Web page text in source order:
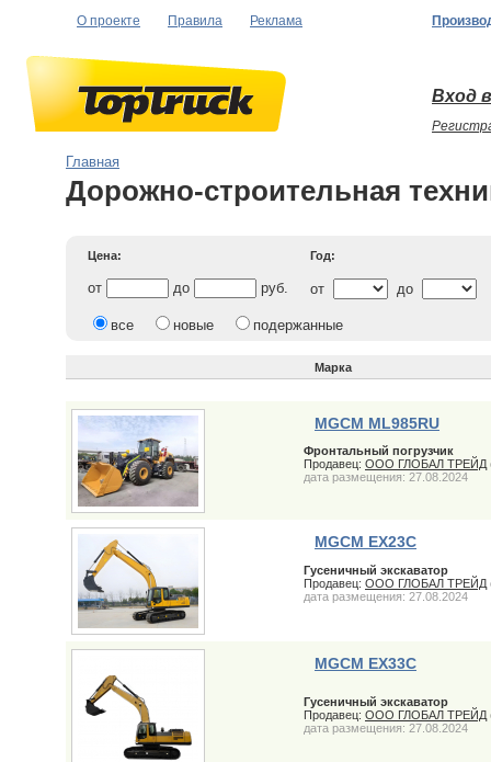
О проекте Правила Реклама
Вход
Главная
Дорожно-строительная
Цена: Год:
от до руб. от до
все новые подержанные
Марка
MGCM ML985RU
Фронтальный погрузчик
Продавец: ООО ГЛОБАЛ ТРЕЙД
дата размещения: 27.08.2024
MGCM EX23C
Гусеничный экскаватор
Продавец: ООО ГЛОБАЛ ТРЕЙД
дата размещения: 27.08.2024
MGCM EX33C
Гусеничный экскаватор
Продавец: ООО ГЛОБАЛ ТРЕЙД
дата размещения: 27.08.2024